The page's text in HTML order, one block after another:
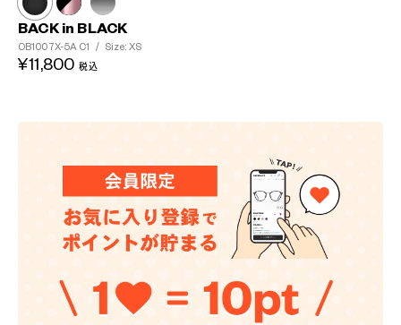
BACK in BLACK
OB1007X-5A C1 / Size: XS
¥11,800 税込